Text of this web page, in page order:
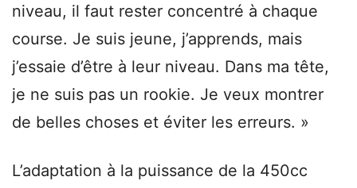
niveau, il faut rester concentré à chaque
course. Je suis jeune, j’apprends, mais
j’essaie d’être à leur niveau. Dans ma tête,
je ne suis pas un rookie. Je veux montrer
de belles choses et éviter les erreurs. »
L’adaptation à la puissance de la 450cc